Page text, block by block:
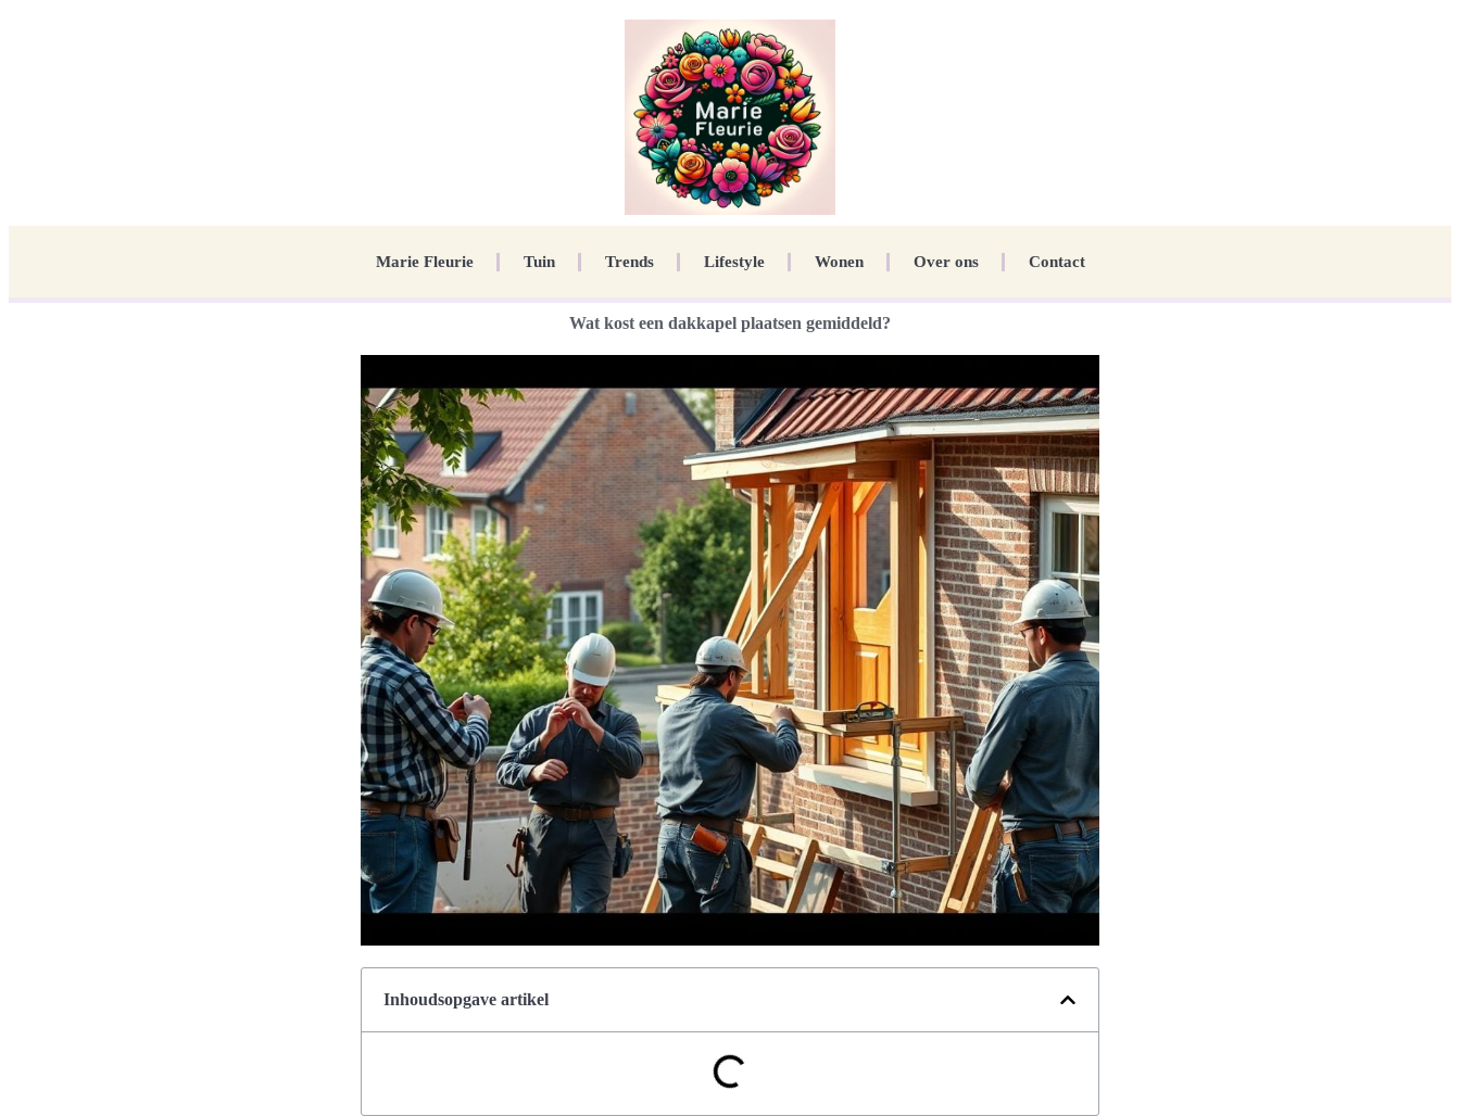
Marie Fleurie Tuin Trends Lifestyle Wonen Over ons Contact
Wat kost een dakkapel plaatsen gemiddeld?
Inhoudsopgave artikel